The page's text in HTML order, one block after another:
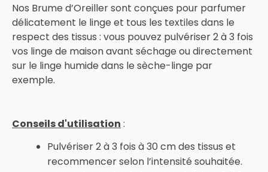
Nos Brume d’Oreiller sont conçues pour parfumer
délicatement le linge et tous les textiles dans le
respect des tissus : vous pouvez pulvériser 2 à 3 fois
vos linge de maison avant séchage ou directement
sur le linge humide dans le sèche-linge par
exemple.
Conseils d'utilisation :
Pulvériser 2 à 3 fois à 30 cm des tissus et
recommencer selon l’intensité souhaitée.